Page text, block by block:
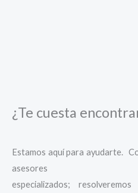
¿Te cuesta
Estamos aquí para ayudarte.
asesores
especializados;